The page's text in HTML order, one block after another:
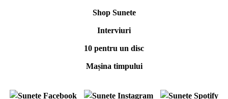
Shop Sunete
Interviuri
10 pentru un disc
Mașina timpului